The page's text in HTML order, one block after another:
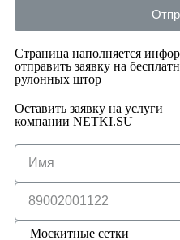
Страница наполняется
отправить заявку на
рулонных штор
Оставить заявку на услуги
компании NETKI.SU